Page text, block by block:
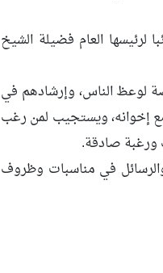
لرئيسها العام فضيلة الشيخ
لوعظ الناس، وإرشادهم في
إخوانه، ويستجيب لمن رغب
ورغبة صادقة.
في مناسبات وظروف